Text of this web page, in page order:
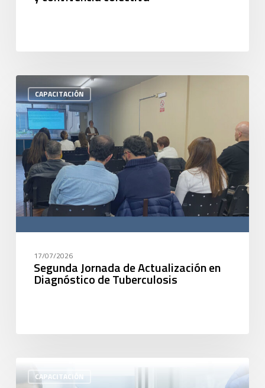
CAPACITACIÓN
17/07/2026
Segunda Jornada de Actualización en
Diagnóstico de Tuberculosis
CAPACITACIÓN